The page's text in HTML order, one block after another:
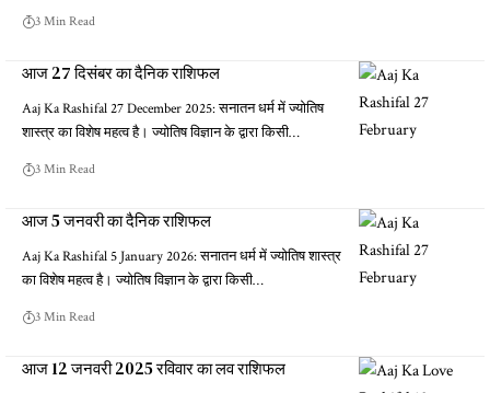
3 Min Read
आज 27 दिसंबर का दैनिक राशिफल
Aaj Ka Rashifal 27 December 2025: सनातन धर्म में ज्योतिष
शास्त्र का विशेष महत्व है। ज्योतिष विज्ञान के द्वारा किसी…
3 Min Read
आज 5 जनवरी का दैनिक राशिफल
Aaj Ka Rashifal 5 January 2026: सनातन धर्म में ज्योतिष शास्त्र
का विशेष महत्व है। ज्योतिष विज्ञान के द्वारा किसी…
3 Min Read
आज 12 जनवरी 2025 रविवार का लव राशिफल